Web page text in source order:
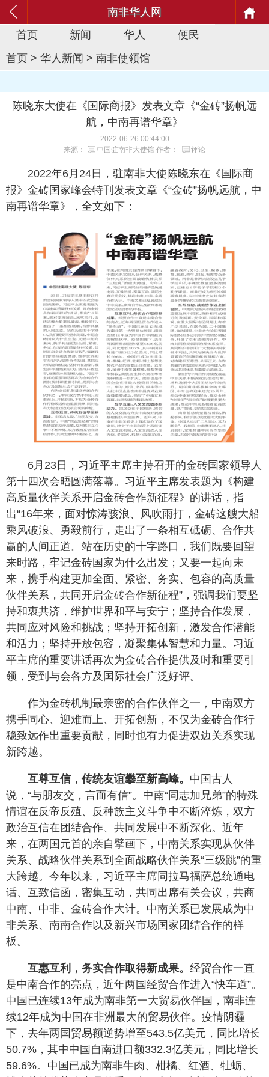
南非华人网
首页
新闻 华人
便民
首页 > 华人新闻 > 南非使领馆
陈晓东大使在《国际商报》发表文章《“金砖”扬帆远
航，中南再谱华章》
2022-06-26 00:44:00
来源：
中国驻南非大使馆 作者： 评论
2022年6月24日，驻南非大使陈晓东在《国际商
报》金砖国家峰会特刊发表文章《“金砖”扬帆远航，中
南再谱华章》，全文如下：
6月23日，习近平主席主持召开的金砖国家领导人
第十四次会晤圆满落幕。习近平主席发表题为《构建
高质量伙伴关系开启金砖合作新征程》的讲话，指
出“16年来，面对惊涛骇浪、风吹雨打，金砖这艘大船
乘风破浪、勇毅前行，走出了一条相互砥砺、合作共
赢的人间正道。站在历史的十字路口，我们既要回望
来时路，牢记金砖国家为什么出发；又要一起向未
来，携手构建更加全面、紧密、务实、包容的高质量
伙伴关系，共同开启金砖合作新征程”，强调我们要坚
持和衷共济，维护世界和平与安宁；坚持合作发展，
共同应对风险和挑战；坚持开拓创新，激发合作潜能
和活力；坚持开放包容，凝聚集体智慧和力量。习近
平主席的重要讲话再次为金砖合作提供及时和重要引
领，受到与会各方及国际社会广泛好评。
作为金砖机制最亲密的合作伙伴之一，中南双方
携手同心、迎难而上、开拓创新，不仅为金砖合作行
稳致远作出重要贡献，同时也有力促进双边关系实现
新跨越。
互尊互信，传统友谊攀至新高峰。 中国古人
说，“与朋友交，言而有信”。中南“同志加兄弟”的特殊
情谊在反帝反殖、反种族主义斗争中不断淬炼，双方
政治互信在团结合作、共同发展中不断深化。近年
来，在两国元首的亲自擘画下，中南关系实现从伙伴
关系、战略伙伴关系到全面战略伙伴关系“三级跳”的重
大跨越。今年以来，习近平主席同拉马福萨总统通电
话、互致信函，密集互动，共同出席有关会议，共商
中南、中非、金砖合作大计。中南关系已发展成为中
非关系、南南合作以及新兴市场国家团结合作的样
板。
互惠互利，务实合作取得新成果。 经贸合作一直
是中南合作的亮点，近年两国经贸合作进入“快车道”。
中国已连续13年成为南非第一大贸易伙伴国，南非连
续12年成为中国在非洲最大的贸易伙伴。疫情阴霾
下，去年两国贸易额逆势增至543.5亿美元，同比增长
50.7%，其中中国自南进口额332.3亿美元，同比增长
59.6%。中国已成为南非牛肉、柑橘、红酒、牡蛎、